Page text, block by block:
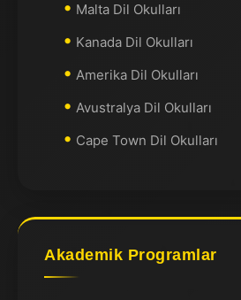
Malta Dil Okulları
Kanada Dil Okulları
Amerika Dil Okulları
Avustralya Dil Okulları
Cape Town Dil Okulları
Akademik Programlar